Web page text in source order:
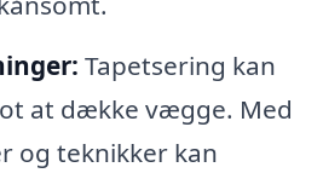
Tapetsering kan
at dække vægge. Med
og teknikker kan